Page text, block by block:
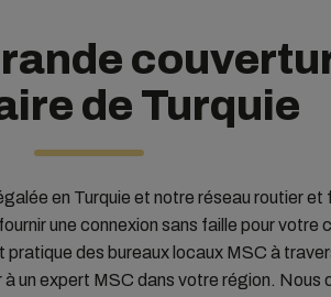
de Turquie
en Turquie et notre réseau routier et
une connexion sans faille pour votre
des bureaux locaux MSC à
un expert MSC dans votre région. Nous